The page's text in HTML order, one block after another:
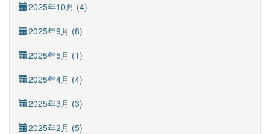
2025年10月 (4)
2025年9月 (8)
2025年5月 (1)
2025年4月 (4)
2025年3月 (3)
2025年2月 (5)